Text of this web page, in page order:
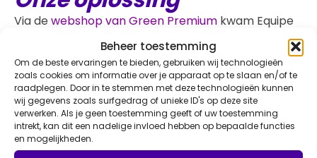
Beheer toestemming
Om de beste ervaringen te bieden, gebruiken wij technologieën
zoals cookies om informatie over je apparaat op te slaan en/of te
raadplegen. Door in te stemmen met deze technologieën kunnen
wij gegevens zoals surfgedrag of unieke ID's op deze site
verwerken. Als je geen toestemming geeft of uw toestemming
intrekt, kan dit een nadelige invloed hebben op bepaalde functies
en mogelijkheden.
Via dewebshop van Green Premium kwam Equipe
Zorgbedrijven bij ons terecht. De keuze viel
uiteindelijk op de
Boc’n’Roll
: een praktisch en
duurzaam product waar medewerkers dagelijks
écht iets aan hebben. Bovendien sloot het perfect
aan bij de lunchtraktatie die Equipe rondom de Dag
van de Zorg organiseerde.
Voor deze campagne hebben we zeven